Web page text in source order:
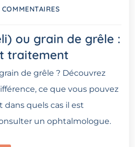
ou grain de grêle :
traitement
de grêle ? Découvrez
ce que vous pouvez
quels cas il est
un ophtalmologue.